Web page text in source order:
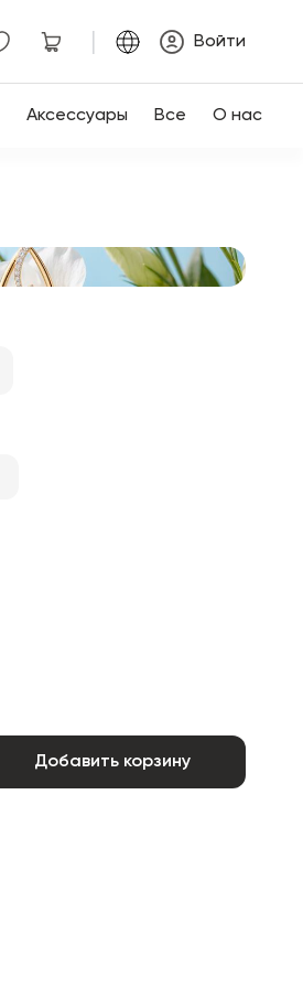
Войти
Аксессуары Все О нас
Добавить корзину